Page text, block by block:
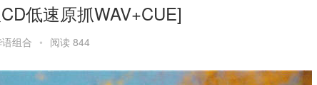
低速原抓WAV+CUE]
组合 • 阅读 844